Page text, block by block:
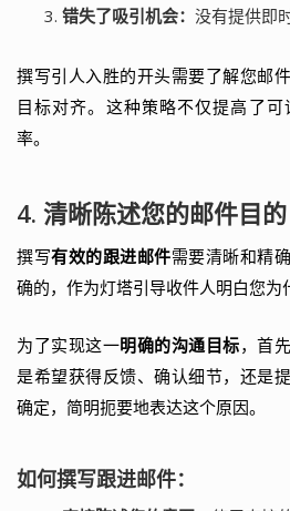
错失了吸引机会： 没有提供即
撰写引人入胜的开头需要了解您邮
目标对齐。这种策略不仅提高了
率。
4. 清晰陈述您的邮件目的
撰写有效的跟进邮件需要清晰和精确
确的，作为灯塔引导收件人明白您为
为了实现这一明确的沟通目标，首
是希望获得反馈、确认细节，还是
确定，简明扼要地表达这个原因。
如何撰写跟进邮件：